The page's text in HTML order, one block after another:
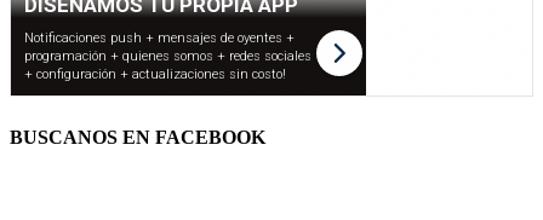
BUSCANOS EN FACEBOOK